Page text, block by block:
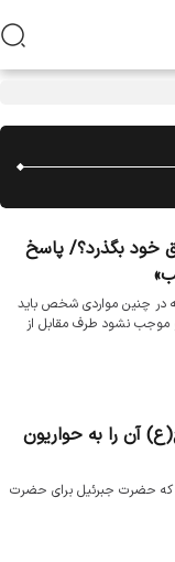
خود بگذرد؟/ پاسخ
در چنین مواردی شخص باید
نشود طرف مقابل از
آن را به حواریون
که حضرت جبرئیل برای حضرت